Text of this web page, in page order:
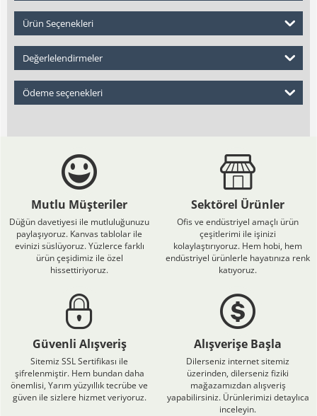
Ürün Seçenekleri
Değerlelendirmeler
Ödeme seçenekleri
Mutlu Müşteriler
Düğün davetiyesi ile mutluluğunuzu
paylaşıyoruz. Kanvas tablolar ile
evinizi süslüyoruz. Yüzlerce farklı
ürün çeşidimiz ile özel
hissettiriyoruz.
Sektörel Ürünler
Ofis ve endüstriyel amaçlı ürün
çeşitlerimi ile işinizi
kolaylaştırıyoruz. Hem hobi, hem
endüstriyel ürünlerle hayatınıza renk
katıyoruz.
Güvenli Alışveriş
Sitemiz SSL Sertifikası ile
şifrelenmiştir. Hem bundan daha
önemlisi, Yarım yüzyıllık tecrübe ve
güven ile sizlere hizmet veriyoruz.
Alışverişe Başla
Dilerseniz internet sitemiz
üzerinden, dilerseniz fiziki
mağazamızdan alışveriş
yapabilirsiniz. Ürünlerimizi detaylıca
inceleyin.